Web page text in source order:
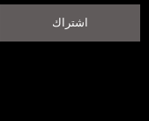
اشتراك